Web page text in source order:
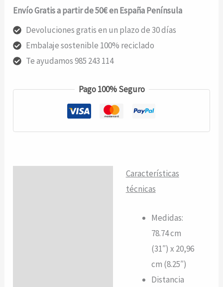
Envío Gratis a partir de 50€ en España Península
Devoluciones gratis en un plazo de 30 días
Embalaje sostenible 100% reciclado
Te ayudamos 985 243 114
Pago 100% Seguro
Características
técnicas
Medidas:
78.74 cm
(31″) x 20,96
cm (8.25″)
Distancia